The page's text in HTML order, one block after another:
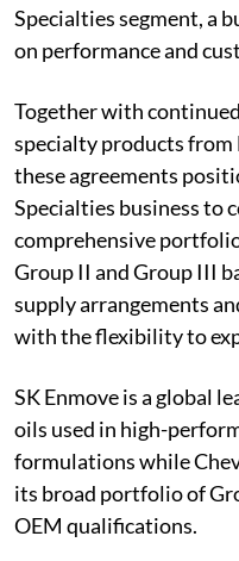
Specialties segment, a
on performance and
Together with
specialty products from
these agreements
Specialties business to
comprehensive
Group II and Group III
supply arrangements
with the flexibility to
SK Enmove is a global
oils used in high-
formulations while
its broad portfolio of
OEM qualifications.